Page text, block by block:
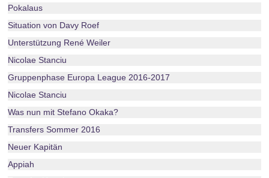
Pokalaus
Situation von Davy Roef
Unterstützung René Weiler
Nicolae Stanciu
Gruppenphase Europa League 2016-2017
Nicolae Stanciu
Was nun mit Stefano Okaka?
Transfers Sommer 2016
Neuer Kapitän
Appiah